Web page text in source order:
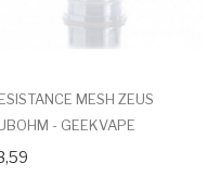
MESH ZEUS
- GEEKVAPE